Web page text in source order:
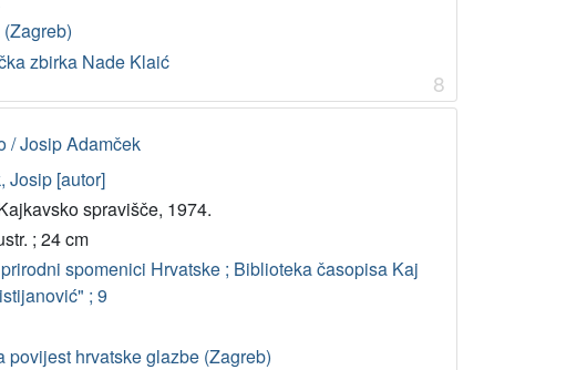
zbirka Nade Klaić
8
/ Josip Adamček
Josip [autor]
spravišče, 1974.
; 24 cm
spomenici Hrvatske ; Biblioteka časopisa Kaj
; 9
povijest hrvatske glazbe (Zagreb)